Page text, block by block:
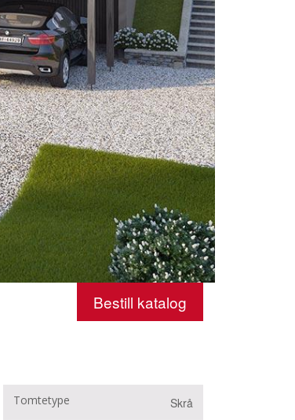
Bestill katalog
Tomtetype Skrå